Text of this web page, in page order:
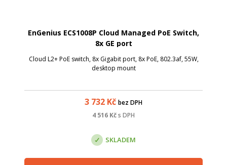
EnGenius ECS1008P Cloud Managed PoE Switch,
8x GE port
Cloud L2+ PoE switch, 8x Gigabit port, 8x PoE, 802.3af, 55W,
desktop mount
3 732 Kč bez DPH
4 516 Kčs DPH
SKLADEM